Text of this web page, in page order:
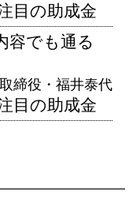
目の助成金
容でも通る
締役・福井泰代
目の助成金